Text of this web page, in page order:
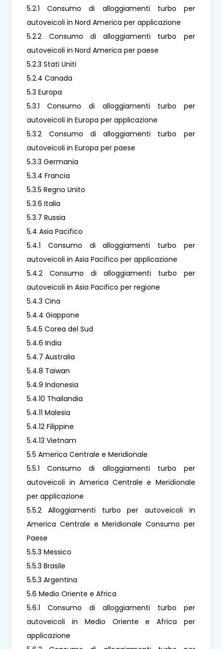
5.2.1 Consumo di alloggiamenti turbo per
autoveicoli in Nord America per applicazione
5.2.2 Consumo di alloggiamenti turbo per
autoveicoli in Nord America per paese
5.2.3 Stati Uniti
5.2.4 Canada
5.3 Europa
5.3.1 Consumo di alloggiamenti turbo per
autoveicoli in Europa per applicazione
5.3.2 Consumo di alloggiamenti turbo per
autoveicoli in Europa per paese
5.3.3 Germania
5.3.4 Francia
5.3.5 Regno Unito
5.3.6 Italia
5.3.7 Russia
5.4 Asia Pacifico
5.4.1 Consumo di alloggiamenti turbo per
autoveicoli in Asia Pacifico per applicazione
5.4.2 Consumo di alloggiamenti turbo per
autoveicoli in Asia Pacifico per regione
5.4.3 Cina
5.4.4 Giappone
5.4.5 Corea del Sud
5.4.6 India
5.4.7 Australia
5.4.8 Taiwan
5.4.9 Indonesia
5.4.10 Thailandia
5.4.11 Malesia
5.4.12 Filippine
5.4.13 Vietnam
5.5 America Centrale e Meridionale
5.5.1 Consumo di alloggiamenti turbo per
autoveicoli in America Centrale e Meridionale
per applicazione
5.5.2 Alloggiamenti turbo per autoveicoli in
America Centrale e Meridionale Consumo per
Paese
5.5.3 Messico
5.5.3 Brasile
5.5.3 Argentina
5.6 Medio Oriente e Africa
5.6.1 Consumo di alloggiamenti turbo per
autoveicoli in Medio Oriente e Africa per
applicazione